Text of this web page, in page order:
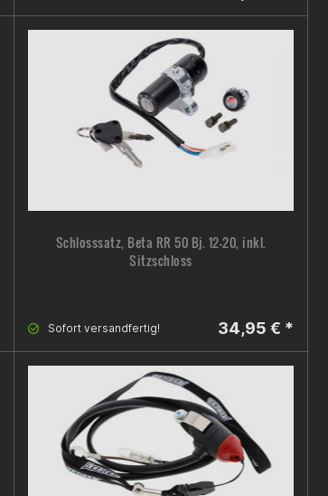
Schlosssatz, Beta RR 50 Bj. 12-20, inkl.
Sitzschloss
Sofort versandfertig! 34,95 € *